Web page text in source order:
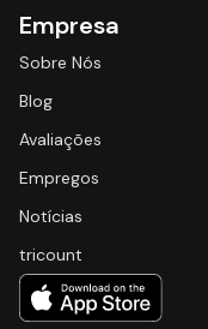
Empresa
Sobre Nós
Blog
Avaliações
Empregos
Notícias
tricount